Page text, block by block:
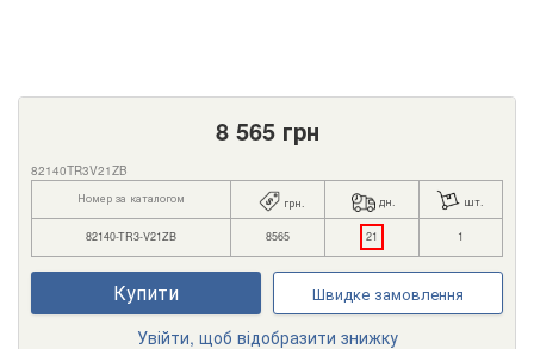
8 565грн
82140TR3V21ZB
Номер за каталогом грн. дн. шт.
82140-TR3-V21ZB 8565 21 1
Купити Швидке замовлення
Увійти, щоб відобразити знижку